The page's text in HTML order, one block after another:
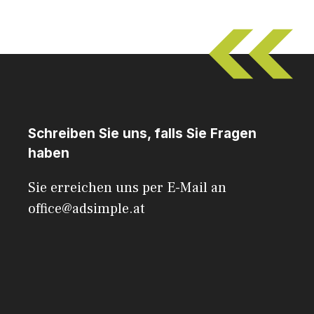
Schreiben Sie uns, falls Sie Fragen
haben
Sie erreichen uns per E-Mail an
office@adsimple.at